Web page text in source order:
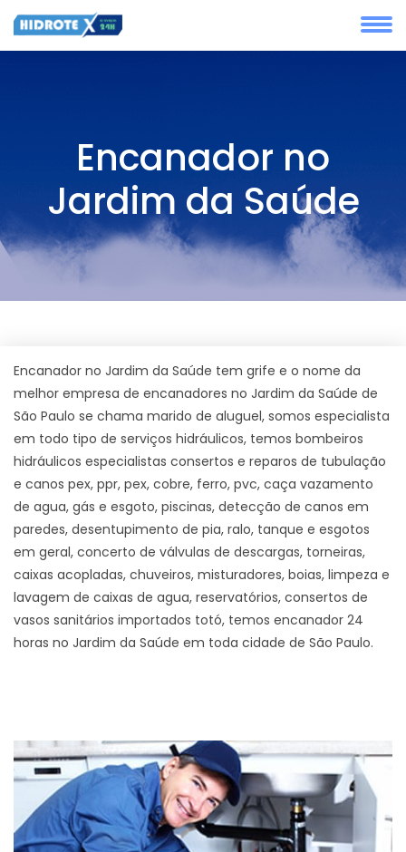
Encanador no
Jardim da Saúde
Encanador no Jardim da Saúde tem grife e o nome da
melhor empresa de encanadores no Jardim da Saúde de
São Paulo se chama marido de aluguel, somos especialista
em todo tipo de serviços hidráulicos, temos bombeiros
hidráulicos especialistas consertos e reparos de tubulação
e canos pex, ppr, pex, cobre, ferro, pvc, caça vazamento
de agua, gás e esgoto, piscinas, detecção de canos em
paredes, desentupimento de pia, ralo, tanque e esgotos
em geral, concerto de válvulas de descargas, torneiras,
caixas acopladas, chuveiros, misturadores, boias, limpeza e
lavagem de caixas de agua, reservatórios, consertos de
vasos sanitários importados totó, temos encanador 24
horas no Jardim da Saúde em toda cidade de São Paulo.